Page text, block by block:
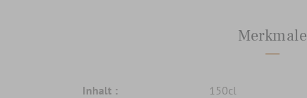
Merkmale
Inhalt :
150cl